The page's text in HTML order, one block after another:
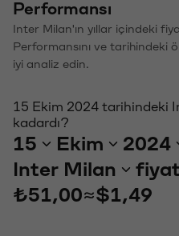
Performansı
Inter Milan'ın yıllar içindeki
Performansını ve tarihindeki
iyi analiz edin.
15 Ekim 2024 tarihindeki
kadardı?
15 Ekim 2024
Inter Milan
₺51,00≈$1,49